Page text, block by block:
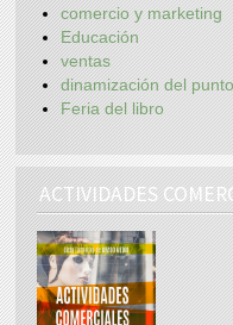
comercio y marketing
Educación
ventas
dinamización del
Feria del libro
ACTIVIDADES